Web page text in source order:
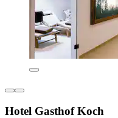
Hotel Gasthof Koch